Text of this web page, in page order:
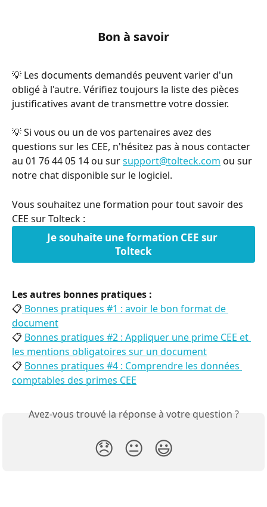
Bon à savoir
💡 Les documents demandés peuvent varier d'un
obligé à l'autre. Vérifiez toujours la liste des pièces
justificatives avant de transmettre votre dossier.
💡 Si vous ou un de vos partenaires avez des
questions sur les CEE, n'hésitez pas à nous contacter
au 01 76 44 05 14 ou sur support@tolteck.com ou sur
notre chat disponible sur le logiciel.
Vous souhaitez une formation pour tout savoir des
CEE sur Tolteck :
Je souhaite une formation CEE sur
Tolteck
Les autres bonnes pratiques :
📋 Bonnes pratiques #1 : avoir le bon format de
document
📋 Bonnes pratiques #2 : Appliquer une prime CEE et
les mentions obligatoires sur un document
📋 Bonnes pratiques #4 : Comprendre les données
comptables des primes CEE
Avez-vous trouvé la réponse à votre question ?
😞 😐 😃